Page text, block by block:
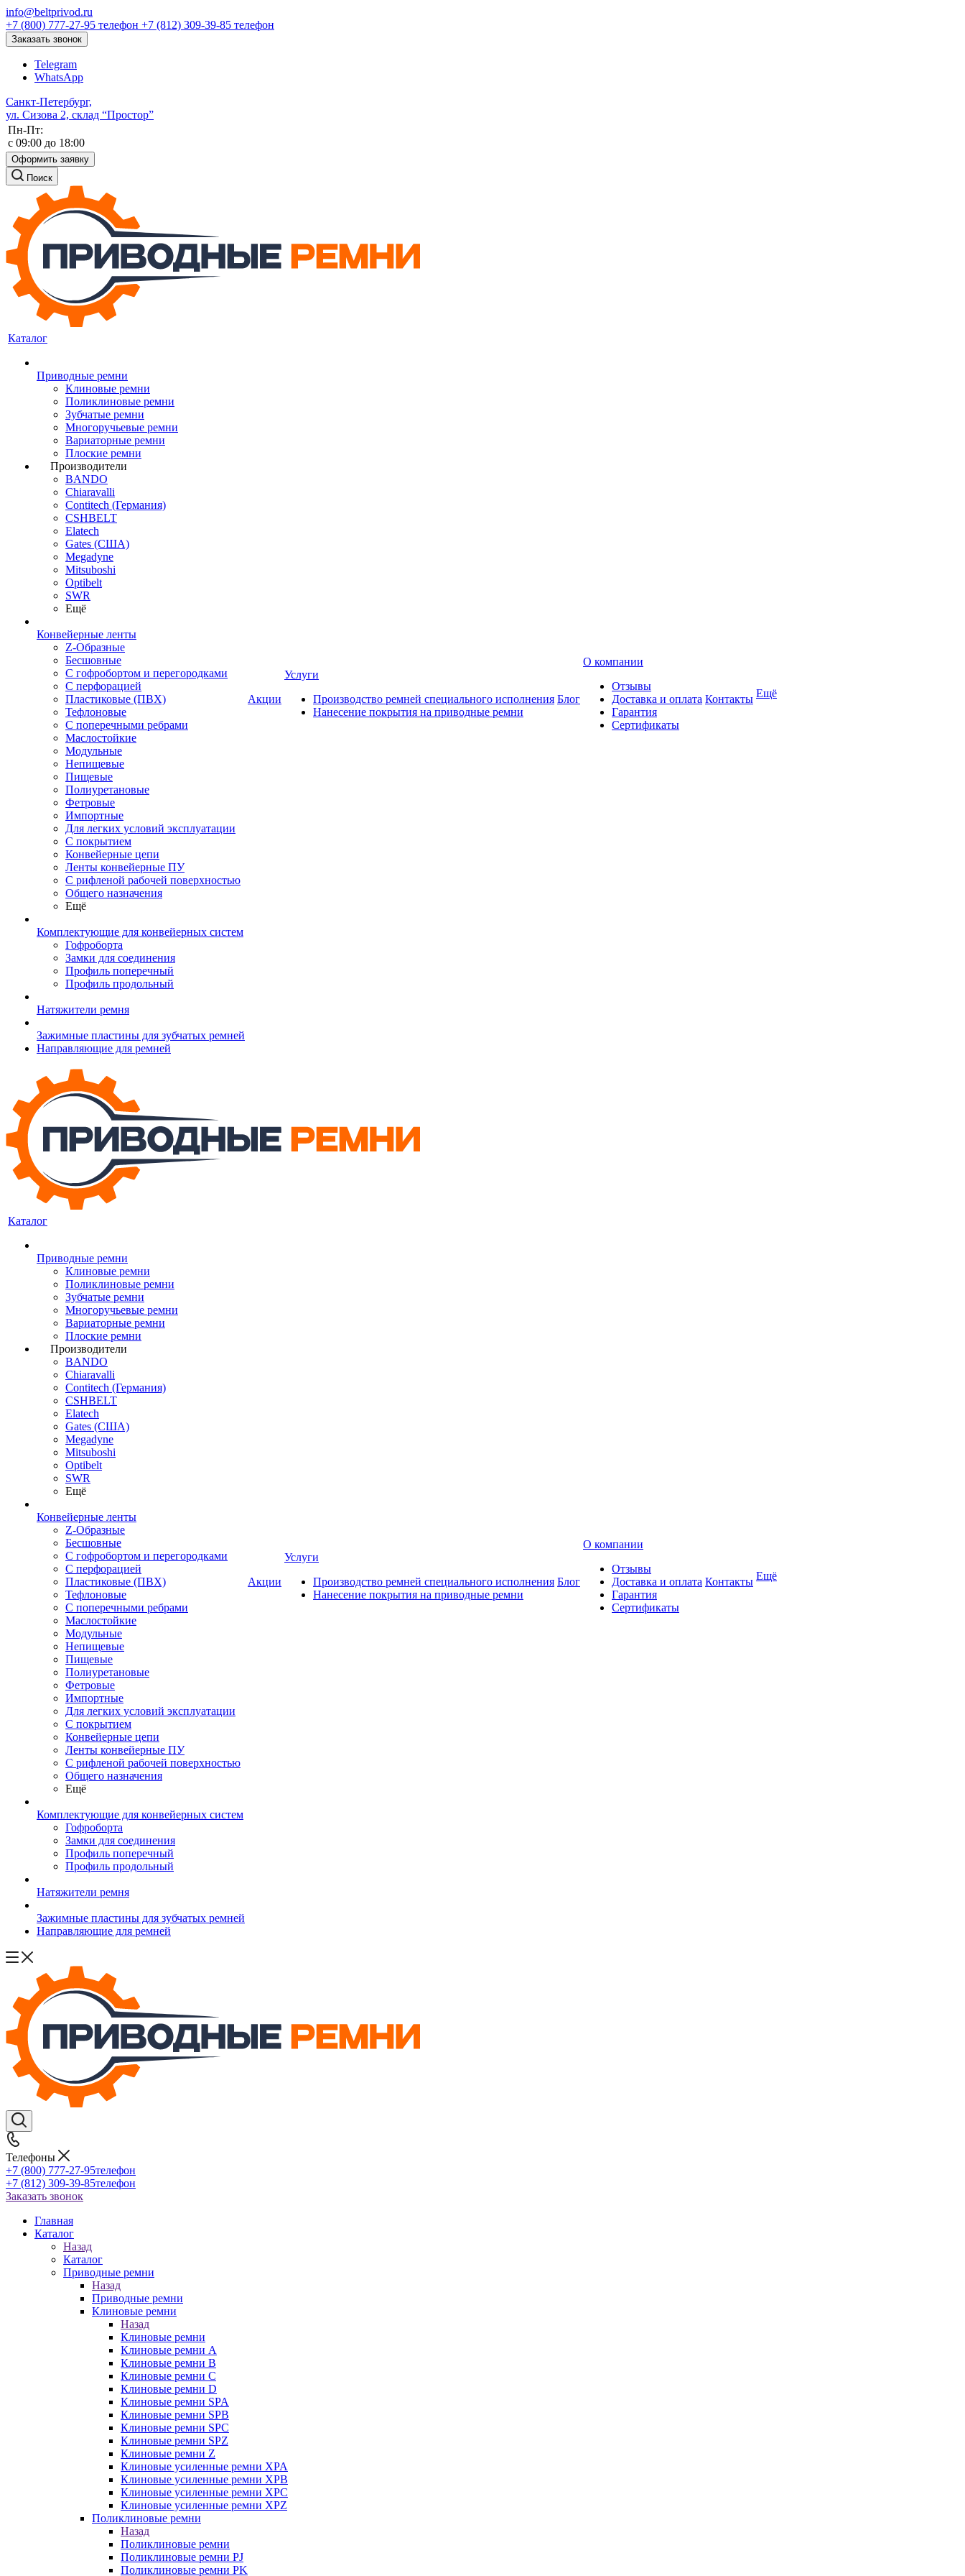
info@beltprivod.ru
+7 (800) 777-27-95 телефон +7 (812) 309-39-85 телефон
Заказать звонок
Telegram
WhatsApp
Санкт-Петербург,
ул. Сизова 2, склад “Простор”
Пн-Пт:
c 09:00 до 18:00
Оформить заявку
Поиск
Каталог
Приводные ремни
Клиновые ремни
Поликлиновые ремни
Зубчатые ремни
Многоручьевые ремни
Вариаторные ремни
Плоские ремни
Производители
BANDO
Chiaravalli
Contitech (Германия)
CSHBELT
Elatech
Gates (США)
Megadyne
Mitsuboshi
Optibelt
SWR
Ещё
Конвейерные ленты
Z-Образные
Бесшовные
С гофробортом и перегородками
С перфорацией
Пластиковые (ПВХ)
Тефлоновые
С поперечными ребрами
Маслостойкие
Модульные
Непищевые
Пищевые
Полиуретановые
Фетровые
Импортные
Для легких условий эксплуатации
С покрытием
Конвейерные цепи
Ленты конвейерные ПУ
С рифленой рабочей поверхностью
Общего назначения
Ещё
Комплектующие для конвейерных систем
Гофроборта
Замки для соединения
Профиль поперечный
Профиль продольный
Натяжители ремня
Зажимные пластины для зубчатых ремней
Направляющие для ремней
Акции
Услуги
Производство ремней специального исполнения
Нанесение покрытия на приводные ремни
Блог
О компании
Отзывы
Доставка и оплата
Гарантия
Сертификаты
Контакты Ещё
Каталог
Приводные ремни
Клиновые ремни
Поликлиновые ремни
Зубчатые ремни
Многоручьевые ремни
Вариаторные ремни
Плоские ремни
Производители
BANDO
Chiaravalli
Contitech (Германия)
CSHBELT
Elatech
Gates (США)
Megadyne
Mitsuboshi
Optibelt
SWR
Ещё
Конвейерные ленты
Z-Образные
Бесшовные
С гофробортом и перегородками
С перфорацией
Пластиковые (ПВХ)
Тефлоновые
С поперечными ребрами
Маслостойкие
Модульные
Непищевые
Пищевые
Полиуретановые
Фетровые
Импортные
Для легких условий эксплуатации
С покрытием
Конвейерные цепи
Ленты конвейерные ПУ
С рифленой рабочей поверхностью
Общего назначения
Ещё
Комплектующие для конвейерных систем
Гофроборта
Замки для соединения
Профиль поперечный
Профиль продольный
Натяжители ремня
Зажимные пластины для зубчатых ремней
Направляющие для ремней
Акции
Услуги
Производство ремней специального исполнения
Нанесение покрытия на приводные ремни
Блог
О компании
Отзывы
Доставка и оплата
Гарантия
Сертификаты
Контакты Ещё
Телефоны
+7 (800) 777-27-95телефон
+7 (812) 309-39-85телефон
Заказать звонок
Главная
Каталог
Назад
Каталог
Приводные ремни
Назад
Приводные ремни
Клиновые ремни
Назад
Клиновые ремни
Клиновые ремни A
Клиновые ремни B
Клиновые ремни C
Клиновые ремни D
Клиновые ремни SPA
Клиновые ремни SPB
Клиновые ремни SPC
Клиновые ремни SPZ
Клиновые ремни Z
Клиновые усиленные ремни XPA
Клиновые усиленные ремни XPB
Клиновые усиленные ремни XPC
Клиновые усиленные ремни XPZ
Поликлиновые ремни
Назад
Поликлиновые ремни
Поликлиновые ремни PJ
Поликлиновые ремни PK